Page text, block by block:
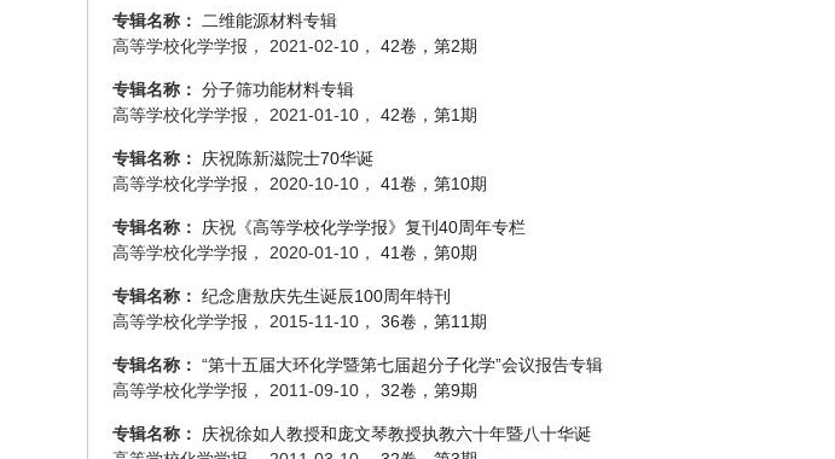
专辑名称：
二维能源材料专辑
高等学校化学学报， 2021-02-10， 42卷，第2期
专辑名称： 分子筛功能材料专辑
高等学校化学学报， 2021-01-10， 42卷，第1期
专辑名称：
庆祝陈新滋院士70华诞
高等学校化学学报， 2020-10-10， 41卷，第10期
专辑名称：
庆祝《高等学校化学学报》复刊40周年专栏
高等学校化学学报， 2020-01-10， 41卷，第0期
专辑名称： 纪念唐敖庆先生诞辰100周年特刊
高等学校化学学报， 2015-11-10， 36卷，第11期
专辑名称： “第十五届大环化学暨第七届超分子化学”会议报告专辑
高等学校化学学报， 2011-09-10， 32卷，第9期
专辑名称：
庆祝徐如人教授和庞文琴教授执教六十年暨八十华诞